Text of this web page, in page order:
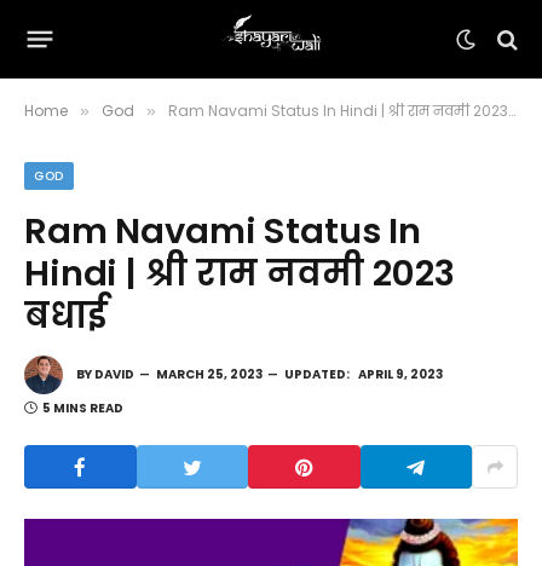
Home » God » Ram Navami Status In Hindi | श्री राम नवमी 2023 बधाई
GOD
Ram Navami Status In
Hindi | श्री राम नवमी 2023
बधाई
BY DAVID MARCH 25, 2023 UPDATED: APRIL 9, 2023
5 MINS READ